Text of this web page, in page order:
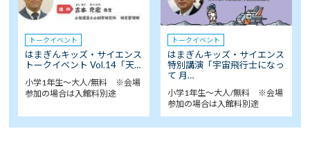
トークイベント
はまぎんキッズ・サイエンス
トークイベント Vol.14「天…
小学1年生～大人/無料 ※会場
参加の場合は入館料別途
トークイベント
はまぎんキッズ・サイエンス
特別講演「宇宙飛行士になっ
て 月…
小学1年生～大人/無料 ※会場
参加の場合は入館料別途